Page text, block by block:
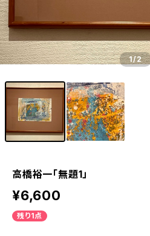
1/2
高橋裕一「無題1」
¥6,600
残り1点